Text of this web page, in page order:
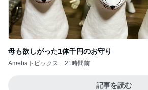
母も欲しがった1体千円のお守り
Amebaトピックス 21時間前
記事を読む